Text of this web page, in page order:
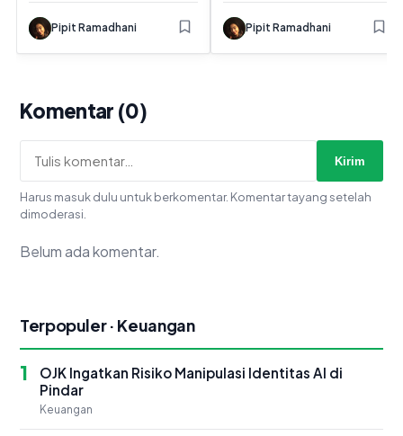
P Pipit Ramadhani P Pipit Ramadhani
Komentar (0)
Kirim
Harus masuk dulu untuk berkomentar. Komentar tayang setelah
dimoderasi.
Belum ada komentar.
Terpopuler · Keuangan
1
OJK Ingatkan Risiko Manipulasi Identitas AI di
Pindar
Keuangan